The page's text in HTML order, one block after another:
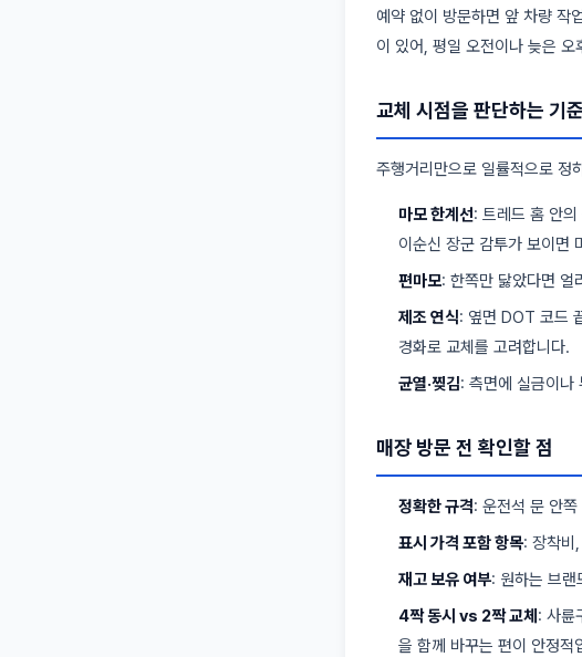
예약 없이 방문하면 앞 차량 작
이 있어, 평일 오전이나 늦은
교체 시점을 판단하는 기준
주행거리만으로 일률적으로 정
마모 한계선: 트레드 홈 안
이순신 장군 감투가 보이면
편마모: 한쪽만 닳았다면 얼
제조 연식: 옆면 DOT 코드
경화로 교체를 고려합니다.
균열·찢김: 측면에 실금이나
매장 방문 전 확인할 점
정확한 규격: 운전석 문 안
표시 가격 포함 항목: 장착비
재고 보유 여부: 원하는 브랜
4짝 동시 vs 2짝 교체 : 사륜
을 함께 바꾸는 편이 안정적